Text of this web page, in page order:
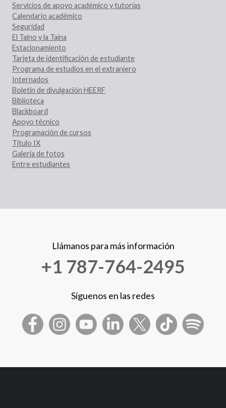
Servicios de apoyo académico y tutorías
Calendario académico
Seguridad
El Taíno y la Taína
Estacionamiento
Tarjeta de identificación de estudiante
Programa de estudios en el extranjero
Internados
Boletín de divulgación HEERF
Biblioteca
Blackboard
Apoyo técnico
Programación de cursos
Título IX
Galería de fotos
Entre estudiantes
Llámanos para más información
+1 787-764-2495
Síguenos en las redes